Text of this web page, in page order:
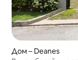
Дом – Deanes